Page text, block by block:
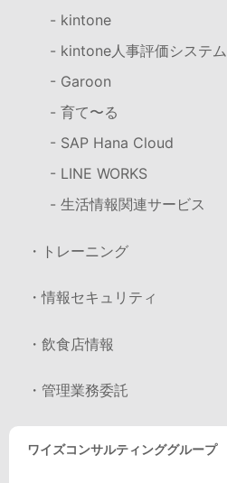
- kintone
- kintone人事評価システム
- Garoon
- 育て〜る
- SAP Hana Cloud
- LINE WORKS
- 生活情報関連サービス
・トレーニング
・情報セキュリティ
・飲食店情報
・管理業務委託
ワイズコンサルティンググループ